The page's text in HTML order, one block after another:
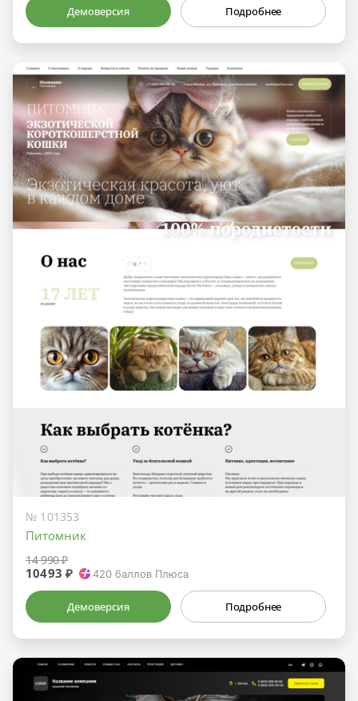
Демоверсия Подробнее
№ 101353
Питомник
14 990 ₽
10493 ₽ 420 баллов Плюса
Демоверсия Подробнее